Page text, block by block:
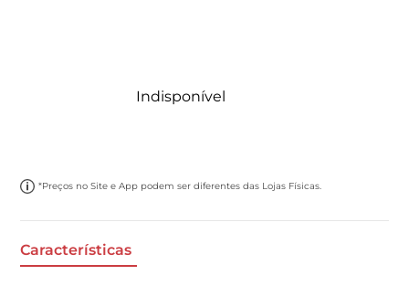
Indisponível
*Preços no Site e App podem ser diferentes das Lojas Físicas.
Características